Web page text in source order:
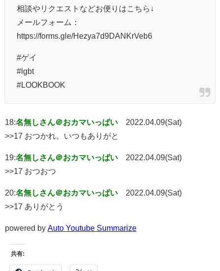
相談やリクエストなどお便りはこちら↓
メールフォーム：
https://forms.gle/Hezya7d9DANKrVeb6
#ゲイ
#lgbt
#LOOKBOOK
18:名無しさん＠おカマいっぱい
2022.04.09(Sat)
>>17 おつかれ。いつもありがと
19:名無しさん＠おカマいっぱい
2022.04.09(Sat)
>>17 おつおつ
20:名無しさん＠おカマいっぱい
2022.04.09(Sat)
>>17 ありがとう
powered by Auto Youtube Summarize
共有: